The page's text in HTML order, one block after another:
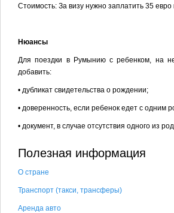
Стоимость: За визу нужно заплатить 35
Нюансы
Для поездки в Румынию с ребенком, на
добавить:
• дубликат свидетельства о рождении;
• доверенность, если ребенок едет с одним
• документ, в случае отсутствия одного из
Полезная информация
О стране
Транспорт (такси, трансферы)
Аренда авто